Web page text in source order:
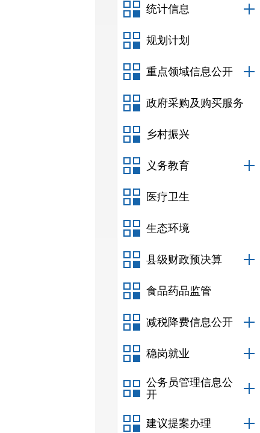
统计信息
规划计划
重点领域信息公开
政府采购及购买服务
乡村振兴
义务教育
医疗卫生
生态环境
县级财政预决算
食品药品监管
减税降费信息公开
稳岗就业
公务员管理信息公
开
建议提案办理